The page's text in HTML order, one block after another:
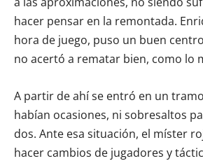
hacer pensar en la remontada.
hora de juego, puso un buen
no acertó a rematar bien, como lo
A partir de ahí se entró en un
habían ocasiones, ni sobresaltos
dos. Ante esa situación, el míster
hacer cambios de jugadores y